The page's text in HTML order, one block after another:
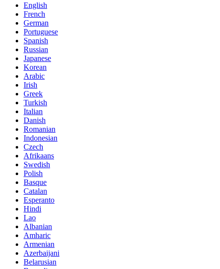
English
French
German
Portuguese
Spanish
Russian
Japanese
Korean
Arabic
Irish
Greek
Turkish
Italian
Danish
Romanian
Indonesian
Czech
Afrikaans
Swedish
Polish
Basque
Catalan
Esperanto
Hindi
Lao
Albanian
Amharic
Armenian
Azerbaijani
Belarusian